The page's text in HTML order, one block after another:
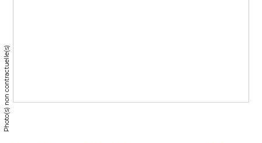
Photo(s) non contractuelle(s)